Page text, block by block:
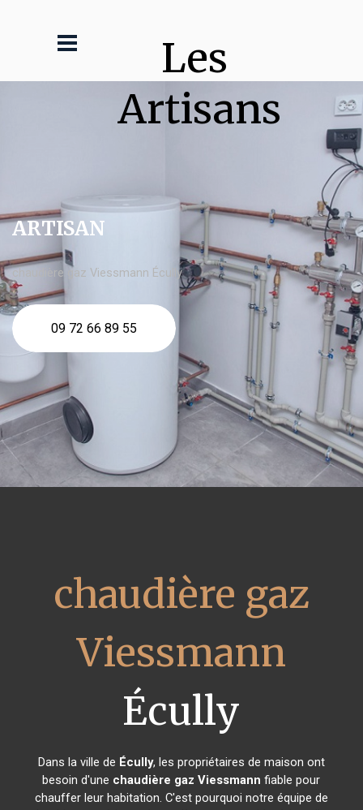
Les
Artisans
ARTISAN
chaudière gaz Viessmann Écully
09 72 66 89 55
chaudière gaz
Viessmann
Écully
Dans la ville de Écully, les propriétaires de maison ont
besoin d'une chaudière gaz Viessmann fiable pour
chauffer leur habitation. C'est pourquoi notre équipe de